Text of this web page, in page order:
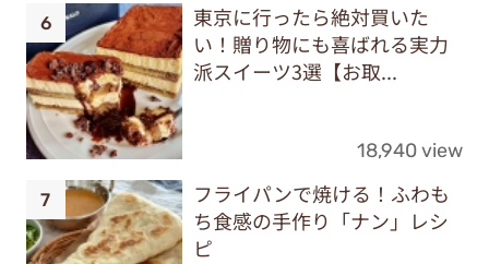
東京に行ったら絶対買いた
い！贈り物にも喜ばれる実力
派スイーツ3選【お取...
18,940 view
フライパンで焼ける！ふわも
ち食感の手作り「ナン」レシ
ピ